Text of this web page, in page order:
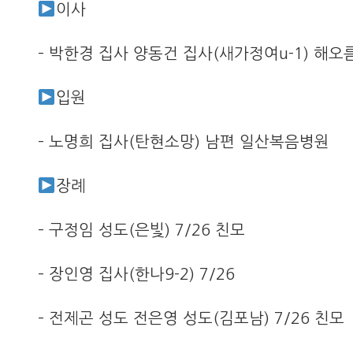
이사
– 박한경 집사 양동건 집사(새가정여u-1) 해오
입원
– 노명희 집사(탄현소망) 남편 일산복음병원
장례
– 구정임 성도(은빛) 7/26 친모
– 장인영 집사(한나9-2) 7/26
– 전제곤 성도 전은영 성도(김포남) 7/26 친모